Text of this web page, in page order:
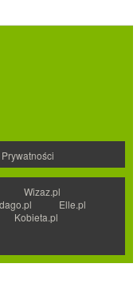
Wizaz.pl
Elle.pl
Kobieta.pl